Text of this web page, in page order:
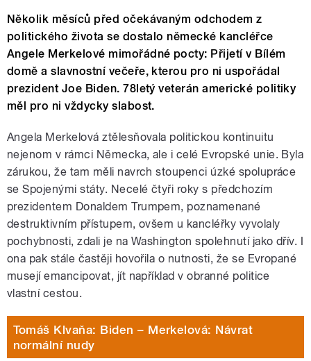
Několik měsíců před očekávaným odchodem z
politického života se dostalo německé kancléřce
Angele Merkelové mimořádné pocty: Přijetí v Bílém
domě a slavnostní večeře, kterou pro ni uspořádal
prezident Joe Biden. 78letý veterán americké politiky
měl pro ni vždycky slabost.
Angela Merkelová ztělesňovala politickou kontinuitu
nejenom v rámci Německa, ale i celé Evropské unie. Byla
zárukou, že tam měli navrch stoupenci úzké spolupráce
se Spojenými státy. Necelé čtyři roky s předchozím
prezidentem Donaldem Trumpem, poznamenané
destruktivním přístupem, ovšem u kancléřky vyvolaly
pochybnosti, zdali je na Washington spolehnutí jako dřív. I
ona pak stále častěji hovořila o nutnosti, že se Evropané
musejí emancipovat, jít například v obranné politice
vlastní cestou.
Tomáš Klvaňa: Biden – Merkelová: Návrat
normální nudy